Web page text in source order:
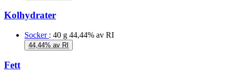
Kolhydrater
Socker : 40 g 44,44% av RI
44,44% av RI
Fett